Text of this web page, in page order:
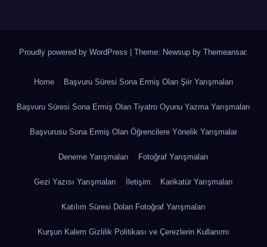
Proudly powered by WordPress Theme: Newsup by Themeansar.
Home Başvuru Süresi Sona Ermiş Olan Şiir Yarışmaları
Başvuru Süresi Sona Ermiş Olan Tiyatro Oyunu Yazma Yarışmaları
Başvurusu Sona Ermiş Olan Öğrencilere Yönelik Yarışmalar
Deneme Yarışmaları Fotoğraf Yarışmaları
Gezi Yazısı Yarışmaları İletişim Karikatür Yarışmaları
Katılım Süresi Dolan Fotoğraf Yarışmaları
Kurşun Kalem Gizlilik Politikası ve Çerezlerin Kullanımı